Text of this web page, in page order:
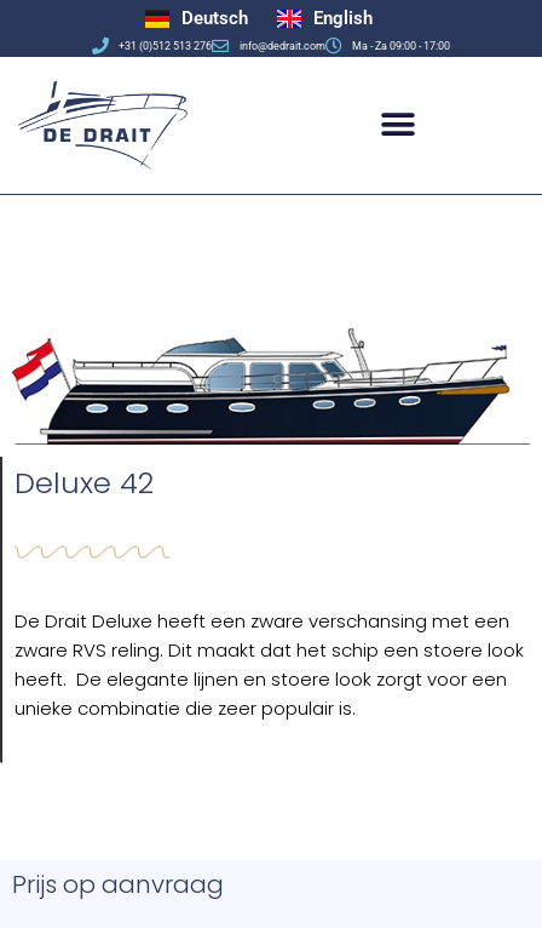
+31 (0)512 513 276 info@dedrait.com Ma - Za 09:00 - 17:00
Deutsch English
Deluxe 42
De Drait Deluxe heeft een zware verschansing met een
zware RVS reling. Dit maakt dat het schip een stoere look
heeft. De elegante lijnen en stoere look zorgt voor een
unieke combinatie die zeer populair is.
Prijs op aanvraag